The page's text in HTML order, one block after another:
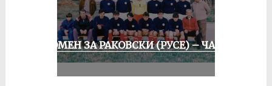
СПОМЕН ЗА РАКОВСКИ (РУСЕ) – ЧАСТ